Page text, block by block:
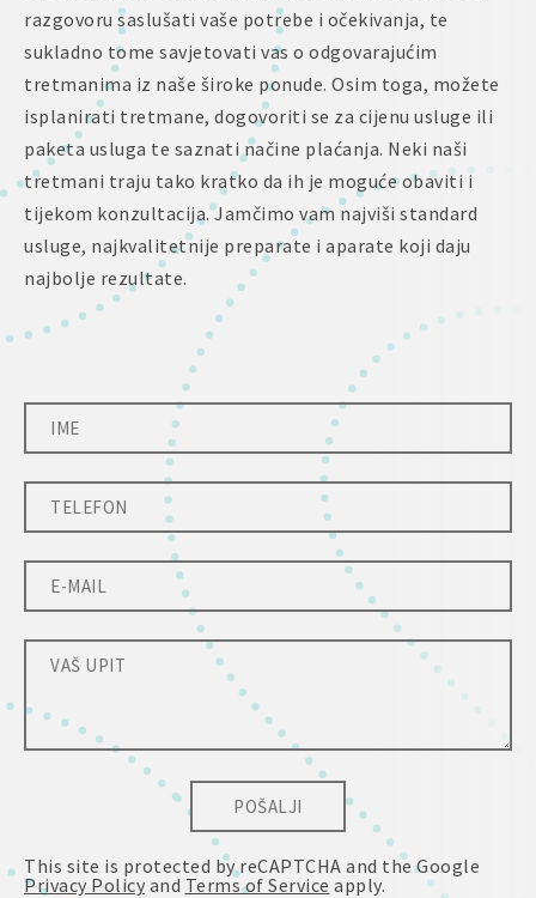
razgovoru saslušati vaše potrebe i očekivanja, te
sukladno tome savjetovati vas o odgovarajućim
tretmanima iz naše široke ponude. Osim toga, možete
isplanirati tretmane, dogovoriti se za cijenu usluge ili
paketa usluga te saznati načine plaćanja. Neki naši
tretmani traju tako kratko da ih je moguće obaviti i
tijekom konzultacija. Jamčimo vam najviši standard
usluge, najkvalitetnije preparate i aparate koji daju
najbolje rezultate.
POŠALJI
This site is protected by reCAPTCHA and the Google
Privacy Policy and Terms of Service apply.